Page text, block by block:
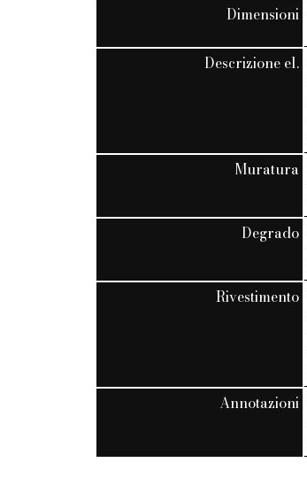
Dimensioni
Descrizione el.
Muratura
Degrado
Rivestimento
Annotazioni